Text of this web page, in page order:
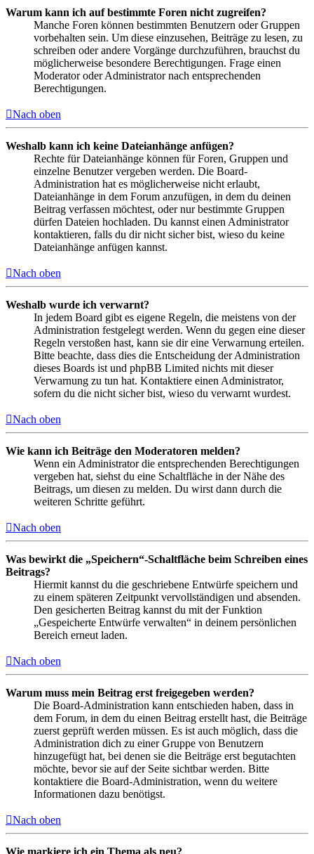
Warum kann ich auf bestimmte Foren nicht zugreifen?
Manche Foren können bestimmten Benutzern oder Gruppen
vorbehalten sein. Um diese einzusehen, Beiträge zu lesen, zu
schreiben oder andere Vorgänge durchzuführen, brauchst du
möglicherweise besondere Berechtigungen. Frage einen
Moderator oder Administrator nach entsprechenden
Berechtigungen.
Nach oben
Weshalb kann ich keine Dateianhänge anfügen?
Rechte für Dateianhänge können für Foren, Gruppen und
einzelne Benutzer vergeben werden. Die Board-
Administration hat es möglicherweise nicht erlaubt,
Dateianhänge in dem Forum anzufügen, in dem du deinen
Beitrag verfassen möchtest, oder nur bestimmte Gruppen
dürfen Dateien hochladen. Du kannst einen Administrator
kontaktieren, falls du dir nicht sicher bist, wieso du keine
Dateianhänge anfügen kannst.
Nach oben
Weshalb wurde ich verwarnt?
In jedem Board gibt es eigene Regeln, die meistens von der
Administration festgelegt werden. Wenn du gegen eine dieser
Regeln verstoßen hast, kann sie dir eine Verwarnung erteilen.
Bitte beachte, dass dies die Entscheidung der Administration
dieses Boards ist und phpBB Limited nichts mit dieser
Verwarnung zu tun hat. Kontaktiere einen Administrator,
sofern du die nicht sicher bist, wieso du verwarnt wurdest.
Nach oben
Wie kann ich Beiträge den Moderatoren melden?
Wenn ein Administrator die entsprechenden Berechtigungen
vergeben hat, siehst du eine Schaltfläche in der Nähe des
Beitrags, um diesen zu melden. Du wirst dann durch die
weiteren Schritte geführt.
Nach oben
Was bewirkt die „Speichern“-Schaltfläche beim Schreiben eines
Beitrags?
Hiermit kannst du die geschriebene Entwürfe speichern und
zu einem späteren Zeitpunkt vervollständigen und absenden.
Den gesicherten Beitrag kannst du mit der Funktion
„Gespeicherte Entwürfe verwalten“ in deinem persönlichen
Bereich erneut laden.
Nach oben
Warum muss mein Beitrag erst freigegeben werden?
Die Board-Administration kann entschieden haben, dass in
dem Forum, in dem du einen Beitrag erstellt hast, die Beiträge
zuerst geprüft werden müssen. Es ist auch möglich, dass die
Administration dich zu einer Gruppe von Benutzern
hinzugefügt hat, bei denen sie die Beiträge erst begutachten
möchte, bevor sie auf der Seite sichtbar werden. Bitte
kontaktiere die Board-Administration, wenn du weitere
Informationen dazu benötigst.
Nach oben